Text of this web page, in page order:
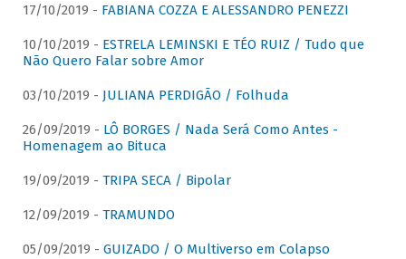
17/10/2019 - FABIANA COZZA E ALESSANDRO PENEZZI
10/10/2019 - ESTRELA LEMINSKI E TÉO RUIZ / Tudo que
Não Quero Falar sobre Amor
03/10/2019 - JULIANA PERDIGÃO / Folhuda
26/09/2019 - LÔ BORGES / Nada Será Como Antes -
Homenagem ao Bituca
19/09/2019 - TRIPA SECA / Bipolar
12/09/2019 - TRAMUNDO
05/09/2019 - GUIZADO / O Multiverso em Colapso